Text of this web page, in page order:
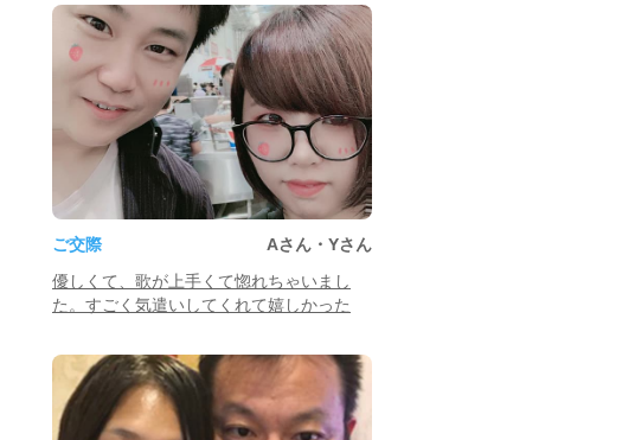
ご交際
Aさん・Yさん
優しくて、歌が上手くて惚れちゃいまし
た。すごく気遣いしてくれて嬉しかった